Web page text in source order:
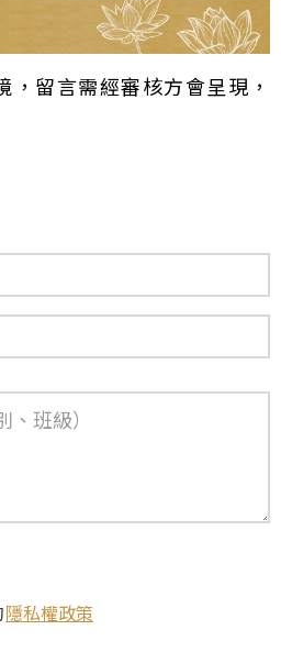
留言需經審核方會呈現，
隱私權政策